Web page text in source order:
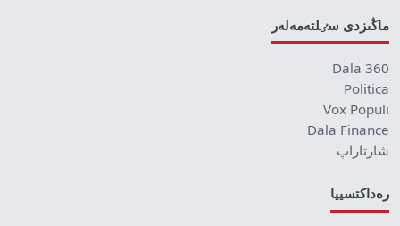
ماڭىزدى سٸلتەمەلەر
Dala 360
Politica
Vox Populi
Dala Finance
شارتاراپ
رەداكتسييا